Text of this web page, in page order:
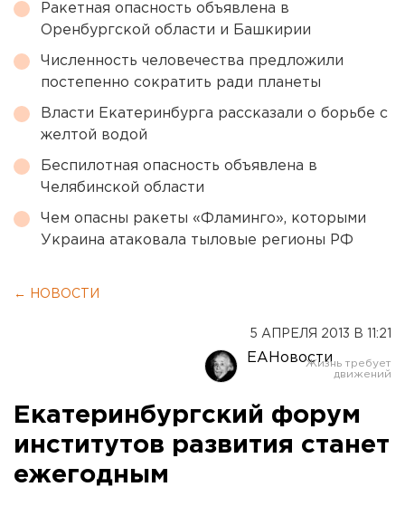
Ракетная опасность объявлена в
Оренбургской области и Башкирии
Численность человечества предложили
постепенно сократить ради планеты
Власти Екатеринбурга рассказали о борьбе с
желтой водой
Беспилотная опасность объявлена в
Челябинской области
Чем опасны ракеты «Фламинго», которыми
Украина атаковала тыловые регионы РФ
← НОВОСТИ
5 АПРЕЛЯ 2013 В 11:21
ЕАНовости
Екатеринбургский форум
институтов развития станет
ежегодным